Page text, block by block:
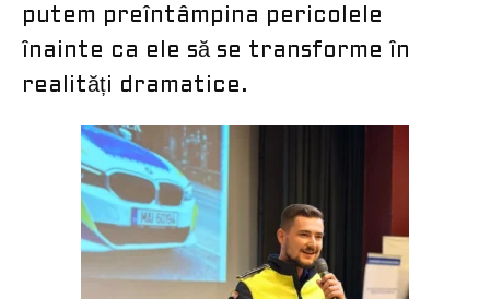
putem preîntâmpina pericolele
înainte ca ele să se transforme în
realități dramatice.